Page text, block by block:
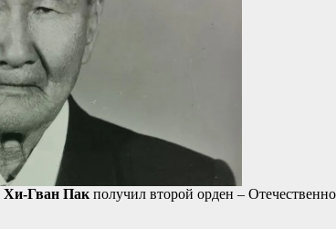
Хи-Гван Пак получил второй орден –